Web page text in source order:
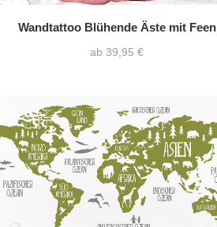
Wandtattoo Blühende Äste mit Feen
ab 39,95 €